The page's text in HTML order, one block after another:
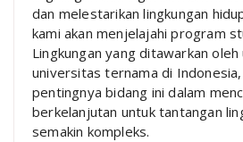
dan melestarikan lingkungan
kami akan menjelajahi program
Lingkungan yang ditawarkan
universitas ternama di
pentingnya bidang ini dalam
berkelanjutan untuk tantangan
semakin kompleks.